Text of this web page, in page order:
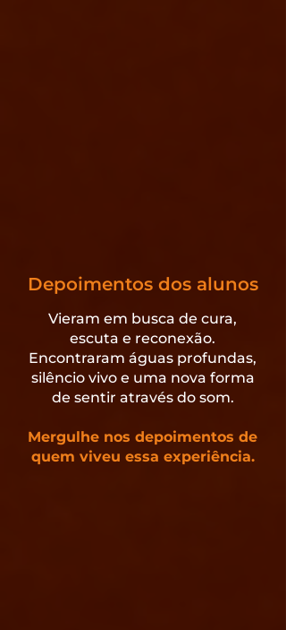
Depoimentos dos alunos
Vieram em busca de cura,
escuta e reconexão.
Encontraram águas profundas,
silêncio vivo e uma nova forma
de sentir através do som.
Mergulhe nos depoimentos de
quem viveu essa experiência.